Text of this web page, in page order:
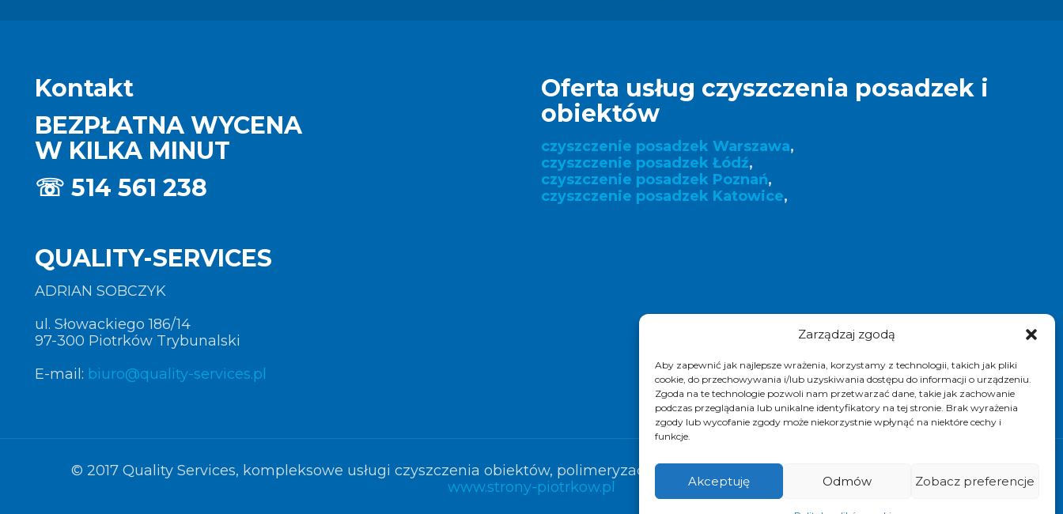
Zarządzaj zgodą
Aby zapewnić jak najlepsze wrażenia, korzystamy z technologii, takich jak pliki
cookie, do przechowywania i/lub uzyskiwania dostępu do informacji o urządzeniu.
Zgoda na te technologie pozwoli nam przetwarzać dane, takie jak zachowanie
podczas przeglądania lub unikalne identyfikatory na tej stronie. Brak wyrażenia
zgody lub wycofanie zgody może niekorzystnie wpłynąć na niektóre cechy i
funkcje.
Akceptuję Odmów Zobacz preferencje
Kontakt
BEZPŁATNA WYCENA
W KILKA MINUT
☏ 514 561 238
QUALITY-SERVICES
ADRIAN SOBCZYK
ul. Słowackiego 186/14
97-300 Piotrków Trybunalski
E-mail: biuro@quality-services.pl
Oferta usług czyszczenia posadzek i
obiektów
czyszczenie posadzek Warszawa,
czyszczenie posadzek Łódź,
czyszczenie posadzek Poznań,
czyszczenie posadzek Katowice,
© 2017 Quality Services, kompleksowe usługi czyszczenia obiektów, polimeryzacja posadzek. Realizacja i pozycjonowanie strony :
www.strony-piotrkow.pl